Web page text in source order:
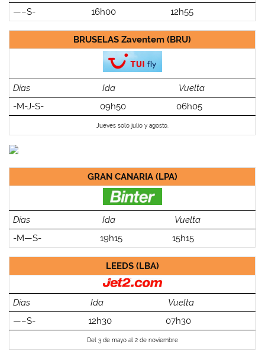
—–S-
16h00 12h55
BRUSELAS Zaventem (BRU)
Días Ida
Vuelta
-M-J-S-
09h50 06h05
Jueves solo julio y agosto.
GRAN CANARIA (LPA)
Días Ida
Vuelta
-M—S-
19h15 15h15
LEEDS (LBA)
Días Ida
Vuelta
—–S-
12h30 07h30
Del 3 de mayo al 2 de noviembre